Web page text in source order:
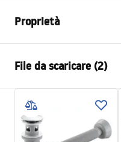
Proprietà
Materiale
Colore
Finitura
Lunghezza
File da scaricare (2)
Istruzioni di